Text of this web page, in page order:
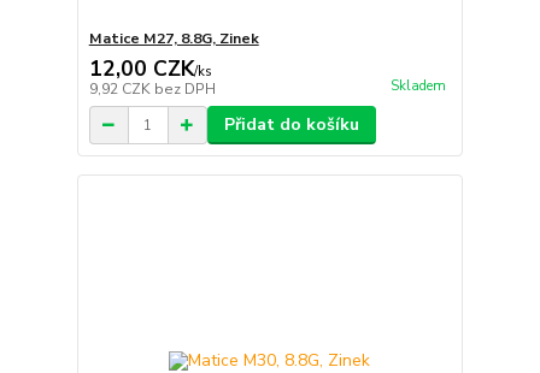
Matice M27, 8.8G, Zinek
12,00 CZK/ks
9,92 CZK bez DPH Skladem
Přidat do košíku